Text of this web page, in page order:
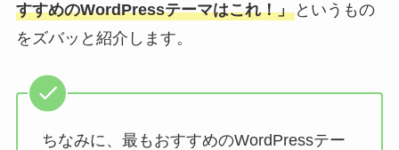
すすめのWordPressテーマはこれ！」というもの
をズバッと紹介します。
ちなみに、最もおすすめのWordPressテー